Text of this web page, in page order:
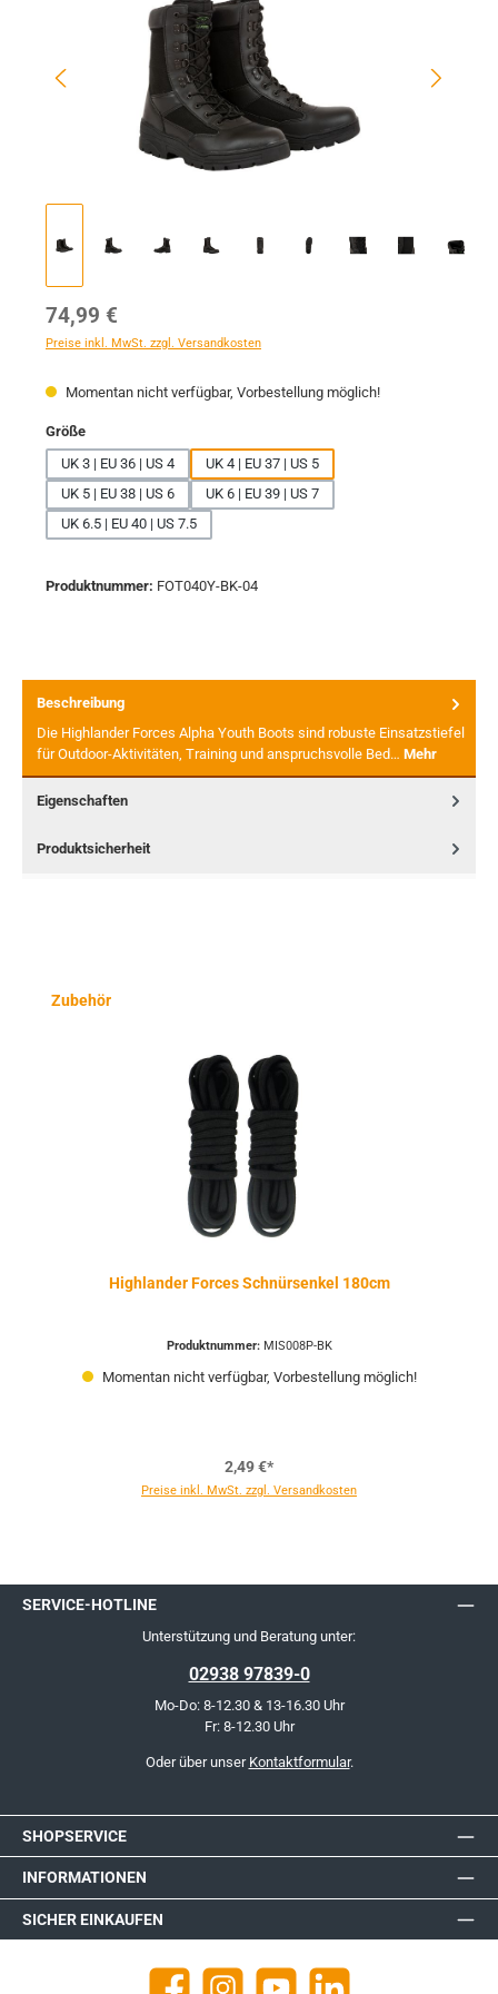
Regulärer Preis:
74,99 €
Preise inkl. MwSt. zzgl. Versandkosten
Momentan nicht verfügbar, Vorbestellung möglich!
Größeauswählen
UK 3 | EU 36 | US 4
UK 4 | EU 37 | US 5
UK 5 | EU 38 | US 6
UK 6 | EU 39 | US 7
UK 6.5 | EU 40 | US 7.5
Produktnummer: FOT040Y-BK-04
Beschreibung
Die Highlander Forces Alpha Youth Boots sind robuste Einsatzstiefel
für Outdoor-Aktivitäten, Training und anspruchsvolle Bed… Mehr
Eigenschaften
Produktsicherheit
Produktgalerie überspringen
Zubehör
Highlander Forces Schnürsenkel 180cm
Produktnummer: MIS008P-BK
Momentan nicht verfügbar, Vorbestellung möglich!
2,49 €*
Preise inkl. MwSt. zzgl. Versandkosten
SERVICE-HOTLINE
Unterstützung und Beratung unter:
02938 97839-0
Mo-Do: 8-12.30 & 13-16.30 Uhr
Fr: 8-12.30 Uhr
Oder über unser Kontaktformular.
SHOPSERVICE
INFORMATIONEN
SICHER EINKAUFEN